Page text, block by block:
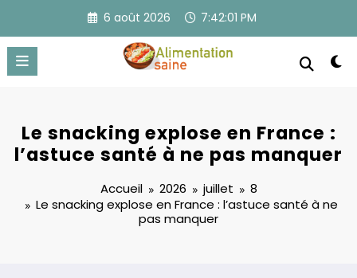
contenu
6 août 2026 7:42:01 PM
Le snacking explose en France :
l’astuce santé à ne pas manquer
Accueil 2026 juillet
8
Le snacking explose en France : l’astuce santé à ne
pas manquer